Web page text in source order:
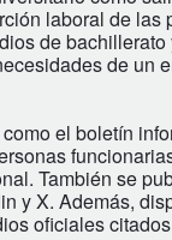
laboral de las
de
de un
el boletín
También se
y X. Además,
oficiales